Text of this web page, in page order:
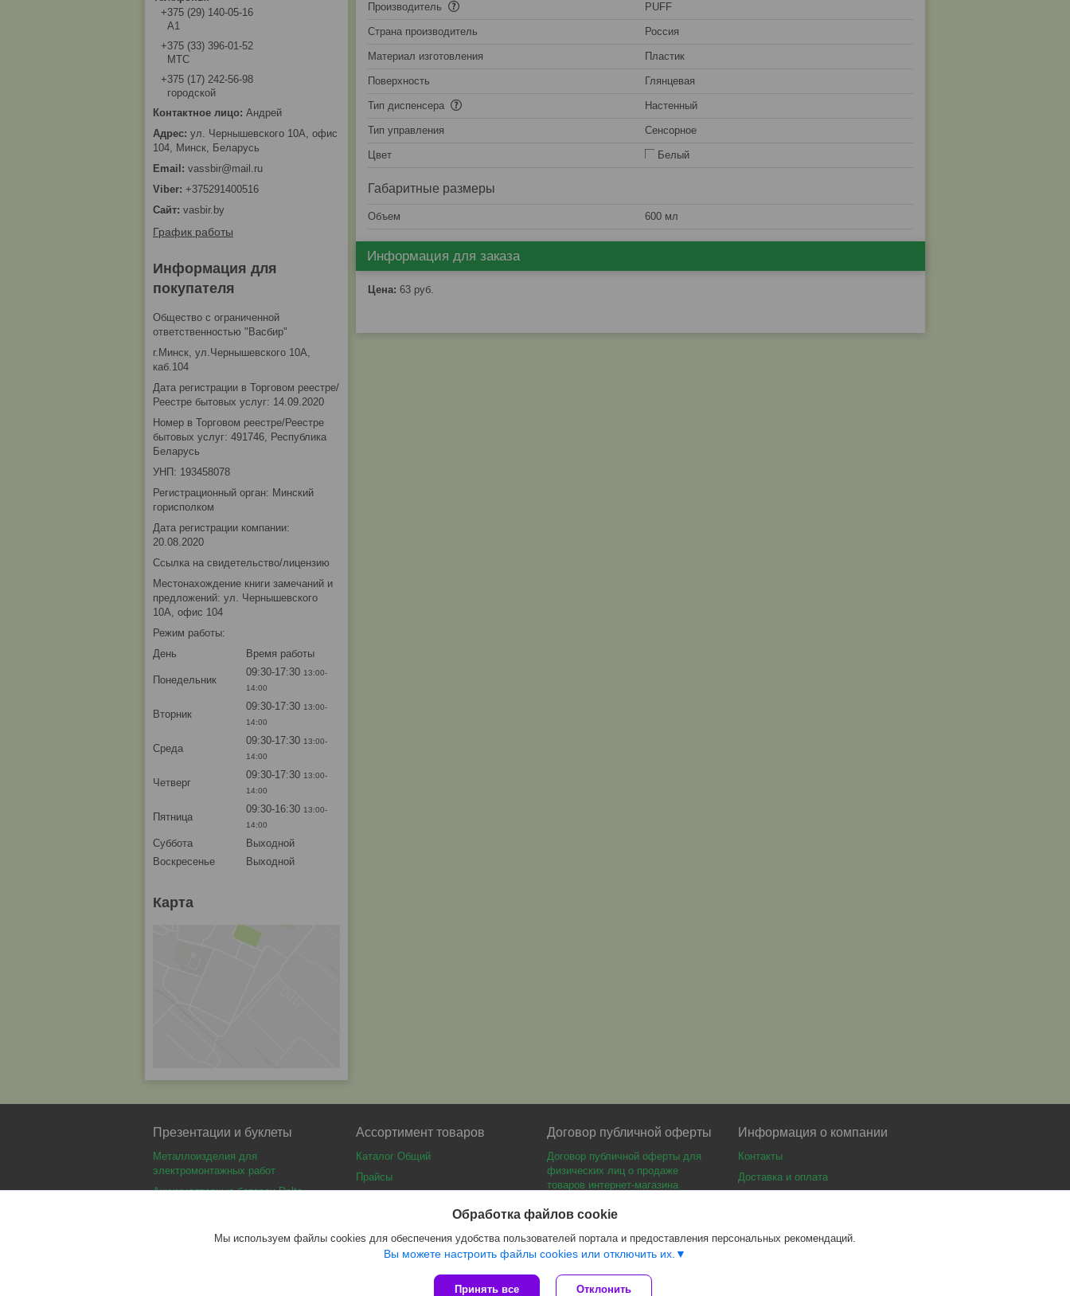
Производитель PUFF
Страна производитель Россия
Материал изготовления Пластик
Поверхность Глянцевая
Тип диспенсера Настенный
Тип управления Сенсорное
Цвет Белый
Габаритные размеры
Объем 600 мл
Информация для заказа
Цена: 63 руб.
+375 (29) 140-05-16
A1
+375 (33) 396-01-52
МТС
+375 (17) 242-56-98
городской
Андрей
ул. Чернышевского 10А, офис
104, Минск, Беларусь
vassbir@mail.ru
+375291400516
vasbir.by
График работы
Информация для
покупателя
Общество с ограниченной
ответственностью "Васбир"
г.Минск, ул.Чернышевского 10А,
каб.104
Дата регистрации в Торговом реестре/
Реестре бытовых услуг: 14.09.2020
Номер в Торговом реестре/Реестре
бытовых услуг: 491746, Республика
Беларусь
УНП: 193458078
Регистрационный орган: Минский
горисполком
Дата регистрации компании:
20.08.2020
Ссылка на свидетельство/лицензию
Местонахождение книги замечаний и
предложений: ул. Чернышевского
10А, офис 104
Режим работы:
День
Время работы
Понедельник
09:30-17:30 13:00-
14:00
Вторник
09:30-17:30 13:00-
14:00
Среда
09:30-17:30 13:00-
14:00
Четверг
09:30-17:30 13:00-
14:00
Пятница
09:30-16:30 13:00-
14:00
Суббота
Выходной
Воскресенье
Выходной
Карта
Презентации и буклеты
Металлоизделия для
электромонтажных работ
Аккумуляторные батареи Delta
Аккумуляторные батареи Security
Ассортимент товаров
Каталог Общий
Прайсы
Договор публичной оферты
Договор публичной оферты для
физических лиц о продаже
товаров интернет-магазина
Информация о компании
Контакты
Доставка и оплата
Сайт создан на платформе Deal.by
Обработка файлов cookie
Мы используем файлы cookies для обеспечения удобства пользователей портала и предоставления персональных рекомендаций.
Вы можете настроить файлы cookies или отключить их.
Принять все Отклонить